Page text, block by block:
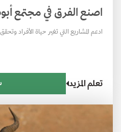
اصنع الفرق في مجتمع
ادعم المشاريع التي تغير حياة الأفراد
تعلم المزيد